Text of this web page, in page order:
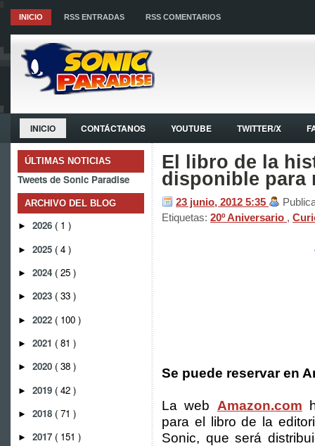
INICIO RSS ENTRADAS RSS COMENTARIOS
INICIO CONTÁCTANOS YOUTUBE TWITTER/X
ÚLTIMAS NOTICIAS
Tweets de Sonic Paradise
ARCHIVO DEL BLOG
► 2026 ( 1 )
► 2025 ( 4 )
► 2024 ( 25 )
► 2023 ( 33 )
► 2022 ( 100 )
► 2021 ( 81 )
► 2020 ( 38 )
► 2019 ( 42 )
► 2018 ( 71 )
► 2017 ( 151 )
El libro de la
disponible para
23 junio, 2012 5:35
Etiquetas: 20º Aniversario ,
Se puede reservar en
La web Amazon.com
para el libro de la
Sonic, que será